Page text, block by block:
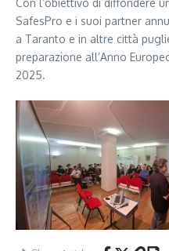
Con l’obiettivo di diffondere
SafesPro e i suoi partner
a Taranto e in altre città
preparazione all’Anno
2025.